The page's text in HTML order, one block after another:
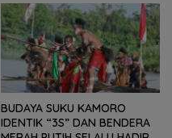
BUDAYA SUKU KAMORO
IDENTIK “3S” DAN BENDERA